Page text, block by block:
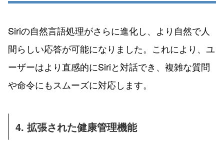
Siriの自然言語処理がさらに進化し、より自然で人
間らしい応答が可能になりました。これにより、ユ
ーザーはより直感的にSiriと対話でき、複雑な質問
や命令にもスムーズに対応します。
4. 拡張された健康管理機能